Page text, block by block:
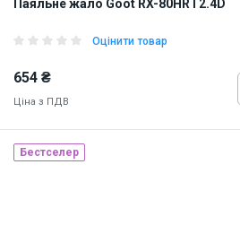
Паяльне жало Goot RX-80HRT2.4D
Оцінити товар
654 ₴
Ціна з ПДВ
Бестселер